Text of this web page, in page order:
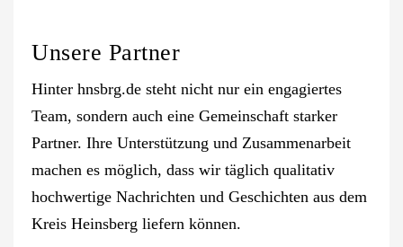
Unsere Partner
Hinter hnsbrg.de steht nicht nur ein engagiertes
Team, sondern auch eine Gemeinschaft starker
Partner. Ihre Unterstützung und Zusammenarbeit
machen es möglich, dass wir täglich qualitativ
hochwertige Nachrichten und Geschichten aus dem
Kreis Heinsberg liefern können.